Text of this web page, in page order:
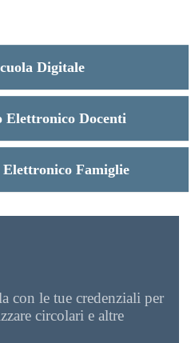
Digitale
Elettronico Docenti
Elettronico Famiglie
con le tue credenziali per
circolari e altre